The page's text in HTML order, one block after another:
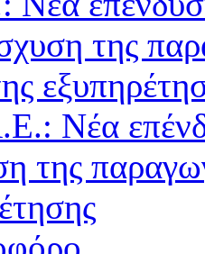
Νέα
της